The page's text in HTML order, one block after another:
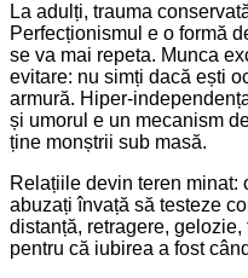
La adulți, trauma
Perfecționismul e o formă
se va mai repeta. Munca
evitare: nu simți dacă ești
armură. Hiper-
și umorul e un mecanism
ține monștrii sub masă.
Relațiile devin teren minat:
abuzați învață să testeze
distanță, retragere,
pentru că iubirea a fost